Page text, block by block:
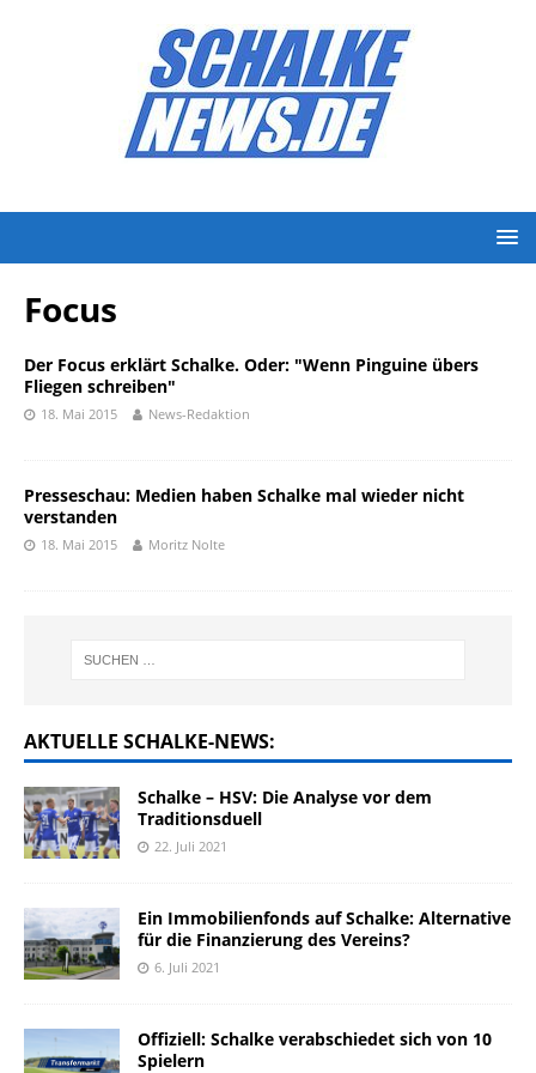
Focus
Der Focus erklärt Schalke. Oder: "Wenn Pinguine übers
Fliegen schreiben"
18. Mai 2015 News-Redaktion
Presseschau: Medien haben Schalke mal wieder nicht
verstanden
18. Mai 2015 Moritz Nolte
AKTUELLE SCHALKE-NEWS:
Schalke – HSV: Die Analyse vor dem
Traditionsduell
22. Juli 2021
Ein Immobilienfonds auf Schalke: Alternative
für die Finanzierung des Vereins?
6. Juli 2021
Offiziell: Schalke verabschiedet sich von 10
Spielern